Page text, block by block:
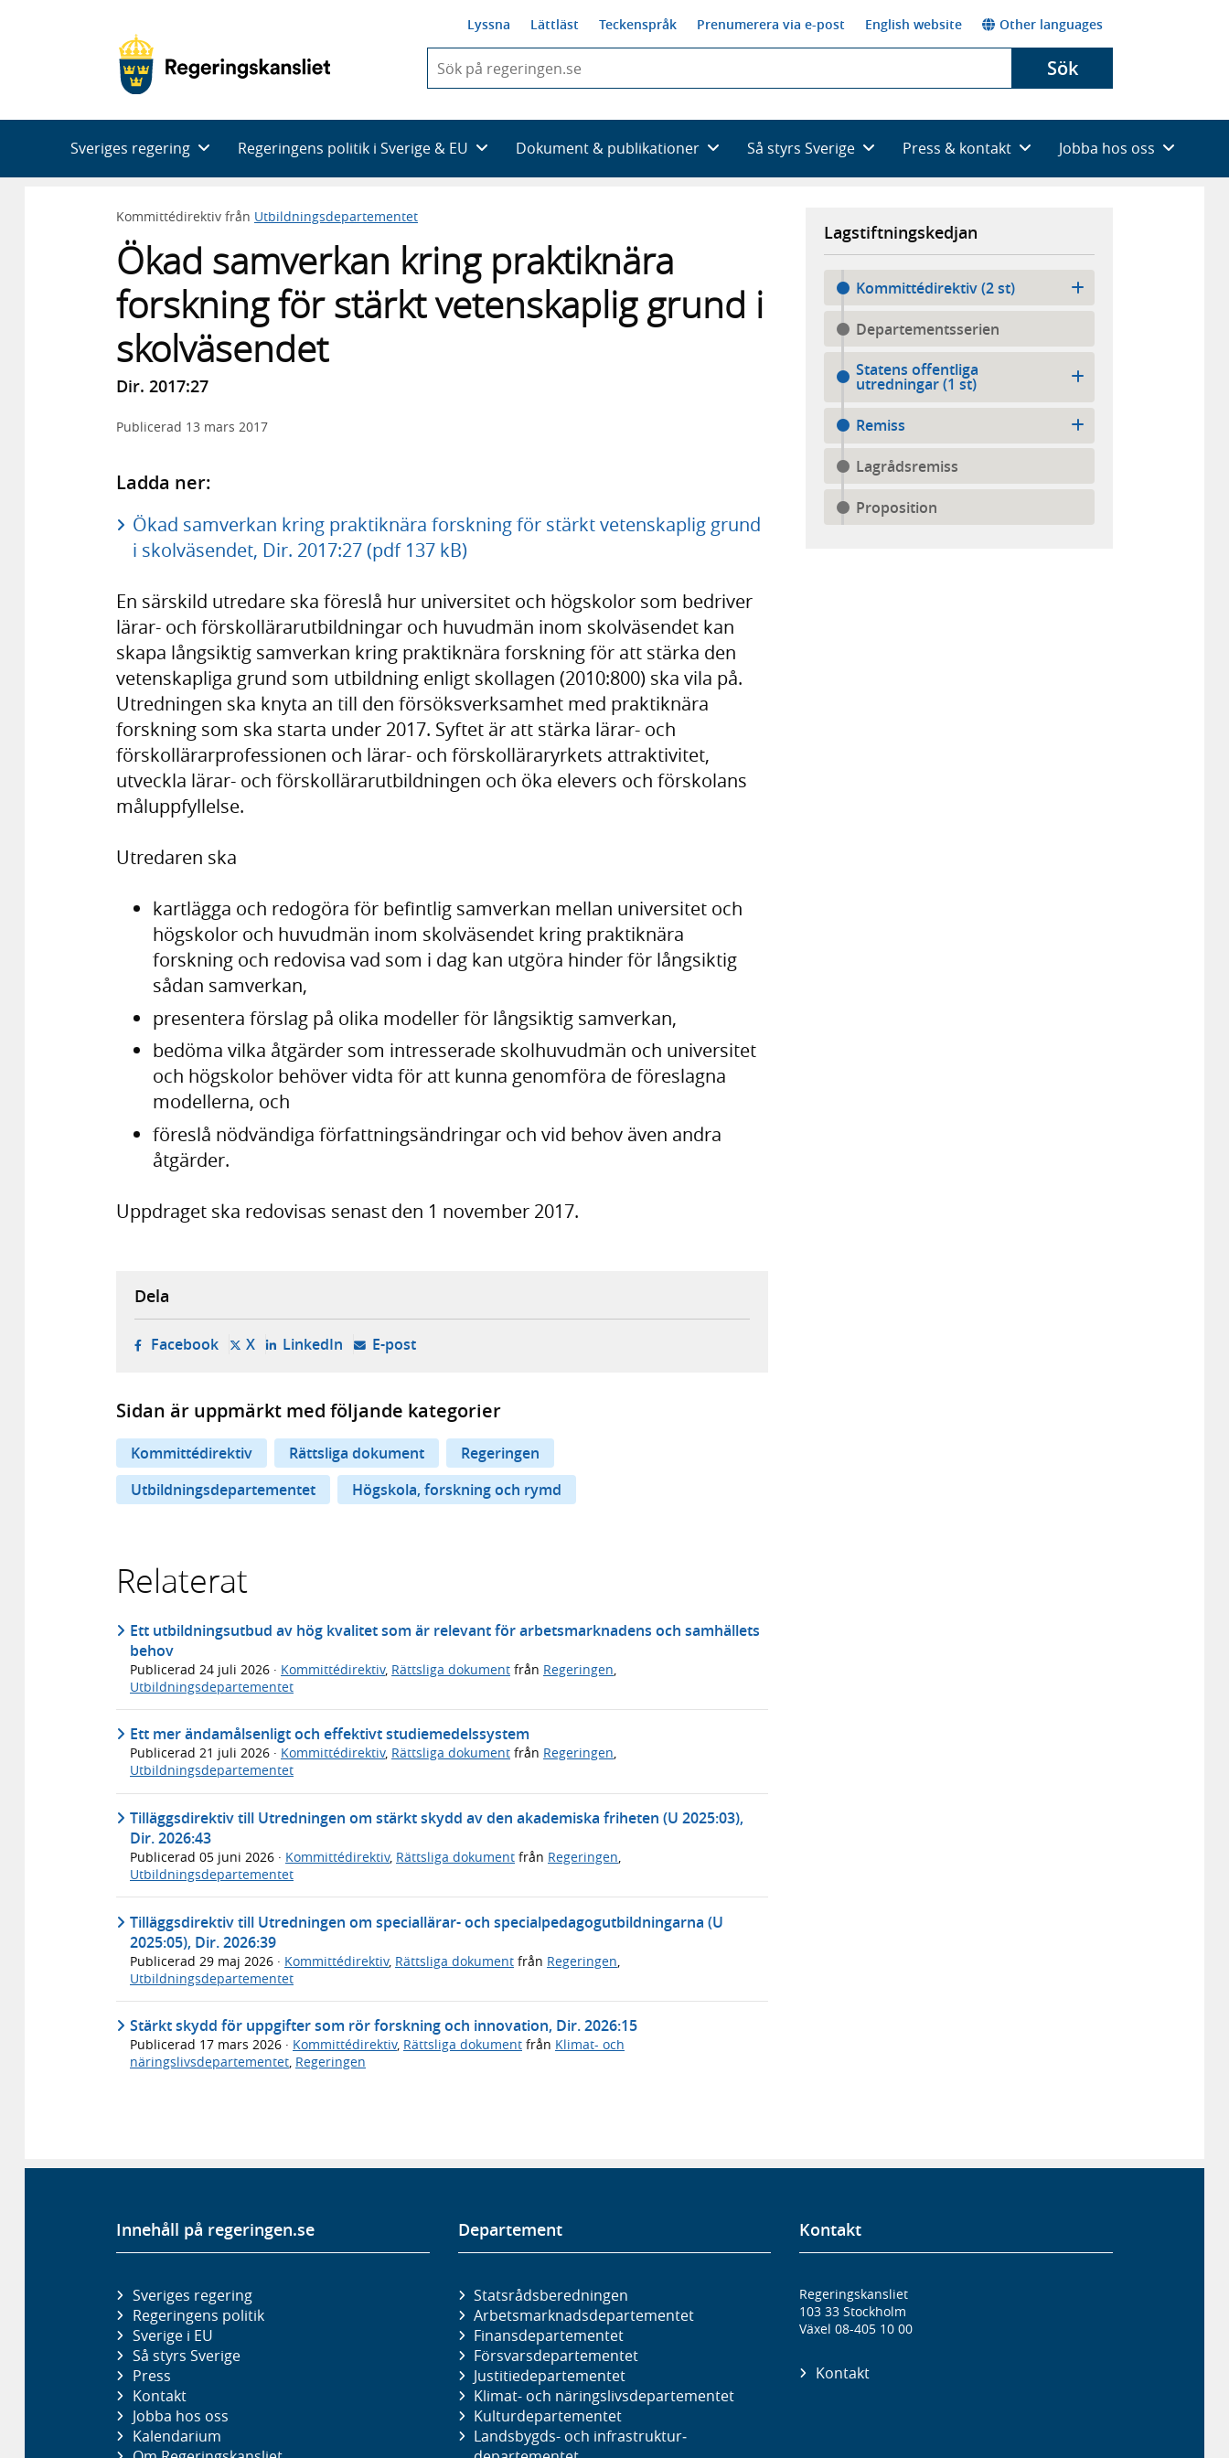
Lyssna Lättläst Teckenspråk Prenumerera via e-post English website Other languages
du
skriva
framträder
en
Sök
Sveriges regering Regeringens politik i Sverige & EU Dokument & publikationer Så styrs Sverige Press & kontakt Jobba hos oss
Kommittédirektiv från Utbildningsdepartementet
Ökad samverkan kring praktiknära
forskning för stärkt vetenskaplig grund i
skolväsendet
Dir. 2017:27
Publicerad 13 mars 2017
Ladda ner:
Ökad samverkan kring praktiknära forskning för stärkt vetenskaplig grund
i skolväsendet, Dir. 2017:27 (pdf 137 kB)
En särskild utredare ska föreslå hur universitet och högskolor som bedriver
lärar- och förskollärarutbildningar och huvudmän inom skolväsendet kan
skapa långsiktig samverkan kring praktiknära forskning för att stärka den
vetenskapliga grund som utbildning enligt skollagen (2010:800) ska vila på.
Utredningen ska knyta an till den försöksverksamhet med praktiknära
forskning som ska starta under 2017. Syftet är att stärka lärar- och
förskollärarprofessionen och lärar- och förskolläraryrkets attraktivitet,
utveckla lärar- och förskollärarutbildningen och öka elevers och förskolans
måluppfyllelse.
Utredaren ska
kartlägga och redogöra för befintlig samverkan mellan universitet och
högskolor och huvudmän inom skolväsendet kring praktiknära
forskning och redovisa vad som i dag kan utgöra hinder för långsiktig
sådan samverkan,
presentera förslag på olika modeller för långsiktig samverkan,
bedöma vilka åtgärder som intresserade skolhuvudmän och universitet
och högskolor behöver vidta för att kunna genomföra de föreslagna
modellerna, och
föreslå nödvändiga författningsändringar och vid behov även andra
åtgärder.
Uppdraget ska redovisas senast den 1 november 2017.
Lagstiftningskedjan
Kommittédirektiv (2 st)
Departementsserien
Statens offentliga
utredningar (1 st)
Remiss
Lagrådsremiss
Proposition
Dela
Facebook- öppnas i ny flik, extern webbplats,
X- öppnas i ny flik, extern webbplats,
LinkedIn- öppnas i ny flik, extern webbplats,
E-post- öppnar din e-postklient,
Sidan är uppmärkt med följande kategorier
Kommittédirektiv Rättsliga dokument
Regeringen
Utbildningsdepartementet
Högskola, forskning och rymd
Relaterat
Ett utbildningsutbud av hög kvalitet som är relevant för arbetsmarknadens och samhällets
behov
Publicerad 24 juli 2026 · Kommittédirektiv, Rättsliga dokument från Regeringen
Utbildningsdepartementet
Ett mer ändamålsenligt och effektivt studiemedelssystem
Publicerad 21 juli 2026 · Kommittédirektiv, Rättsliga dokument från Regeringen,
Utbildningsdepartementet
Tilläggsdirektiv till Utredningen om stärkt skydd av den akademiska friheten (U 2025:03),
Dir. 2026:43
Publicerad 05 juni 2026 · Kommittédirektiv, Rättsliga dokument från Regeringen,
Utbildningsdepartementet
Tilläggsdirektiv till Utredningen om speciallärar- och specialpedagogutbildningarna (U
2025:05), Dir. 2026:39
Publicerad 29 maj 2026 · Kommittédirektiv, Rättsliga dokument från Regeringen
Utbildningsdepartementet
Stärkt skydd för uppgifter som rör forskning och innovation, Dir. 2026:15
Publicerad 17 mars 2026 · Kommittédirektiv, Rättsliga dokument från Klimat- och
näringslivsdepartementet, Regeringen
Innehåll på regeringen.se
Sveriges regering
Regeringens politik
Sverige i EU
Så styrs Sverige
Press
Kontakt
Jobba hos oss
Kalendarium
Departement
Statsrådsberedningen
Arbetsmarknads­departementet
Finans­departementet
Försvars­departementet
Justitie­departementet
Klimat- och näringslivs­departementet
Kultur­departementet
Landsbygds- och infrastruktur­
Kontakt
Regeringskansliet
103 33 Stockholm
Växel 08-405 10 00
Kontakt